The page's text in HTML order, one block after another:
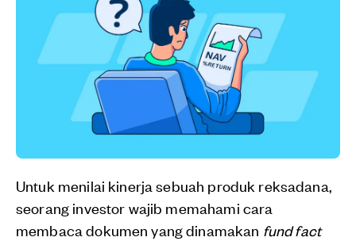
Untuk menilai kinerja sebuah produk reksadana,
seorang investor wajib memahami cara
membaca dokumen yang dinamakan fund fact